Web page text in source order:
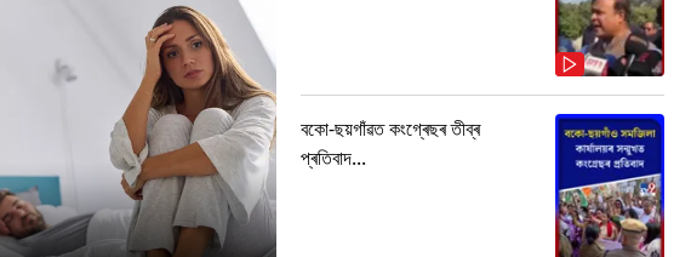
বকো-ছয়গাঁৱত কংগ্ৰেছৰ তীব্ৰ
প্ৰতিবাদ...